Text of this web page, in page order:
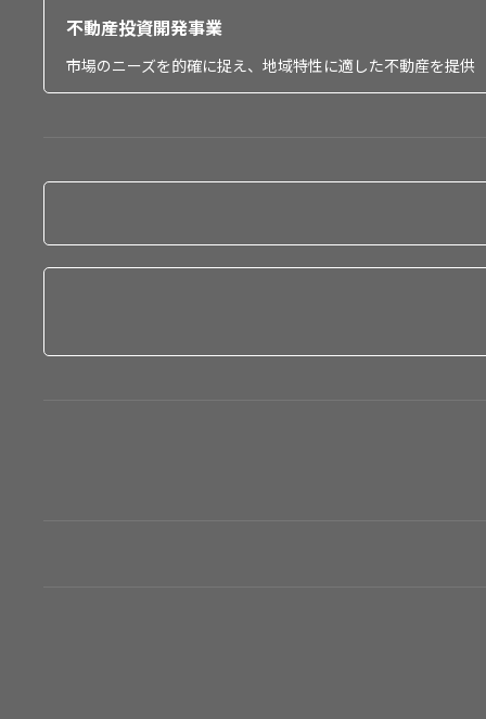
不動産投資開発事業
市場のニーズを的確に捉え、地域特性に適した不動産を提供